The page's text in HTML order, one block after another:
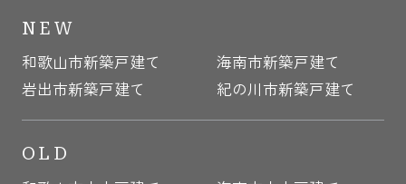
NEW
和歌山市新築戸建て
海南市新築戸建て
岩出市新築戸建て
紀の川市新築戸建て
OLD